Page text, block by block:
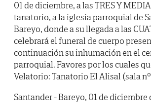
01 de diciembre, a las TRES Y
tanatorio, a la iglesia parroquial de
Bareyo, donde a su llegada a las
celebrará el funeral de cuerpo
continuación su inhumación en el
parroquial. Favores por los cuales
Velatorio: Tanatorio El Alisal (sala
Santander - Bareyo, 01 de diciembre